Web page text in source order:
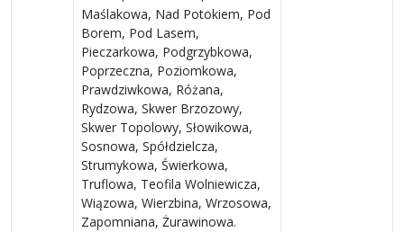
Maślakowa, Nad Potokiem, Pod
Borem, Pod Lasem,
Pieczarkowa, Podgrzybkowa,
Poprzeczna, Poziomkowa,
Prawdziwkowa, Różana,
Rydzowa, Skwer Brzozowy,
Skwer Topolowy, Słowikowa,
Sosnowa, Spółdzielcza,
Strumykowa, Świerkowa,
Truflowa, Teofila Wolniewicza,
Wiązowa, Wierzbina, Wrzosowa,
Zapomniana, Żurawinowa.